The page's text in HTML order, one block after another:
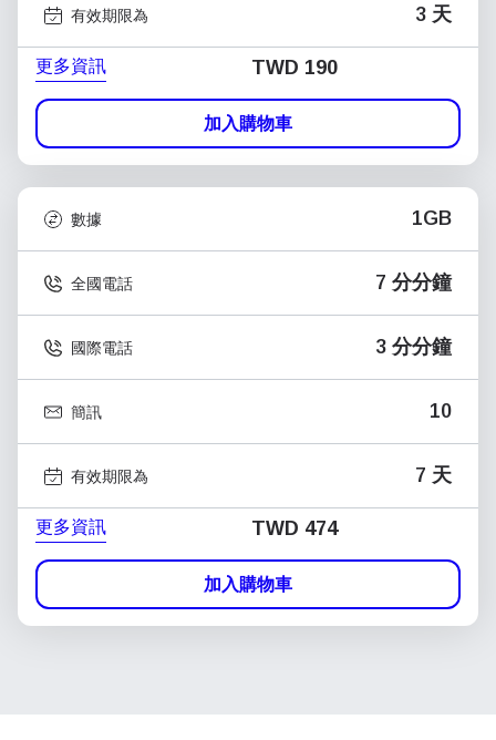
有效期限為 3 天
更多資訊 TWD 190
加入購物車
數據 1GB
全國電話 7 分分鐘
國際電話 3 分分鐘
簡訊 10
有效期限為 7 天
更多資訊 TWD 474
加入購物車